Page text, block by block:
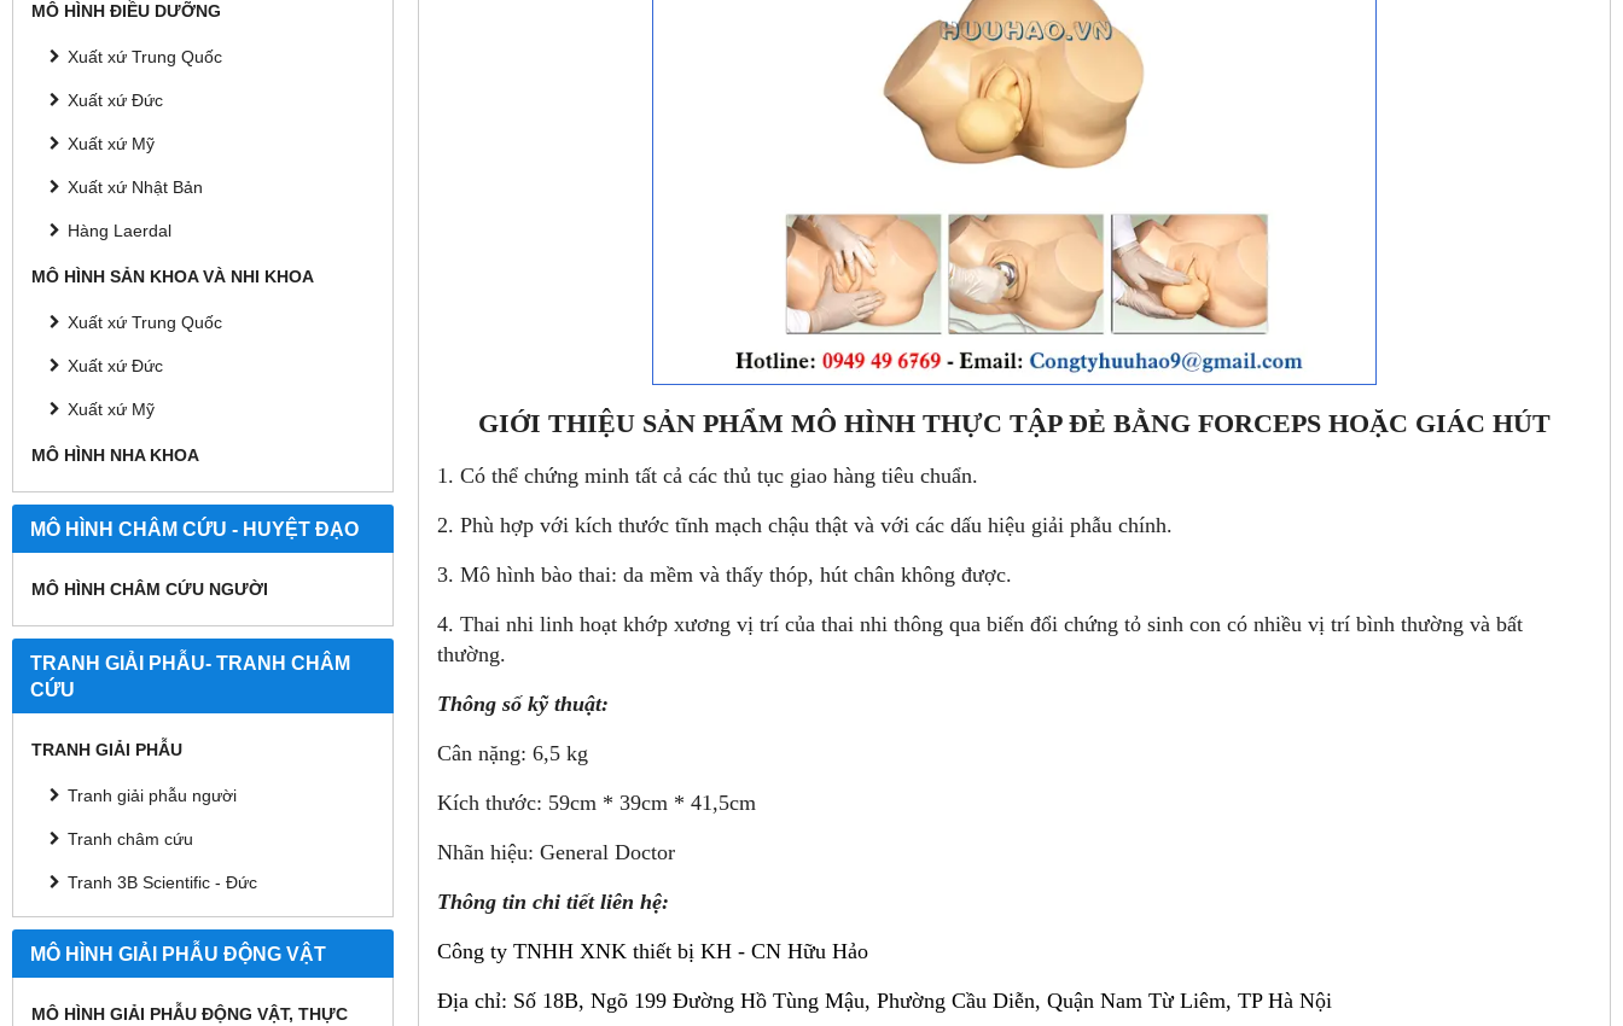
MÔ HÌNH ĐIỀU DƯỠNG
Xuất xứ Trung Quốc
Xuất xứ Đức
Xuất xứ Mỹ
Xuất xứ Nhật Bản
Hàng Laerdal
MÔ HÌNH SẢN KHOA VÀ NHI KHOA
Xuất xứ Trung Quốc
Xuất xứ Đức
Xuất xứ Mỹ
MÔ HÌNH NHA KHOA
MÔ HÌNH CHÂM CỨU - HUYỆT ĐẠO
MÔ HÌNH CHÂM CỨU NGƯỜI
TRANH GIẢI PHẪU- TRANH CHÂM
CỨU
TRANH GIẢI PHẪU
Tranh giải phẫu người
Tranh châm cứu
Tranh 3B Scientific - Đức
MÔ HÌNH GIẢI PHẪU ĐỘNG VẬT
MÔ HÌNH GIẢI PHẪU ĐỘNG VẬT, THỰC
GIỚI THIỆU SẢN PHẨM MÔ HÌNH THỰC TẬP ĐẺ BẰNG FORCEPS HOẶC GIÁC HÚT
1. Có thể chứng minh tất cả các thủ tục giao hàng tiêu chuẩn.
2. Phù hợp với kích thước tĩnh mạch chậu thật và với các dấu hiệu giải phẫu chính.
3. Mô hình bào thai: da mềm và thấy thóp, hút chân không được.
4. Thai nhi linh hoạt khớp xương vị trí của thai nhi thông qua biến đổi chứng tỏ sinh con có nhiều vị trí bình thường và bất
thường.
Thông số kỹ thuật:
Cân nặng: 6,5 kg
Kích thước: 59cm * 39cm * 41,5cm
Nhãn hiệu: General Doctor
Thông tin chi tiết liên hệ:
Công ty TNHH XNK thiết bị KH - CN Hữu Hảo
Địa chỉ: Số 18B, Ngõ 199 Đường Hồ Tùng Mậu, Phường Cầu Diễn, Quận Nam Từ Liêm, TP Hà Nội